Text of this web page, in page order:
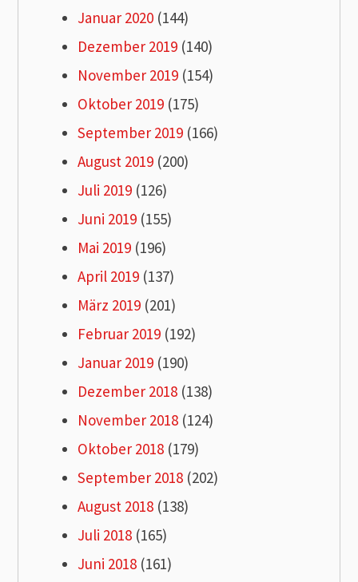
Januar 2020 (144)
Dezember 2019 (140)
November 2019 (154)
Oktober 2019 (175)
September 2019 (166)
August 2019 (200)
Juli 2019 (126)
Juni 2019 (155)
Mai 2019 (196)
April 2019 (137)
März 2019 (201)
Februar 2019 (192)
Januar 2019 (190)
Dezember 2018 (138)
November 2018 (124)
Oktober 2018 (179)
September 2018 (202)
August 2018 (138)
Juli 2018 (165)
Juni 2018 (161)